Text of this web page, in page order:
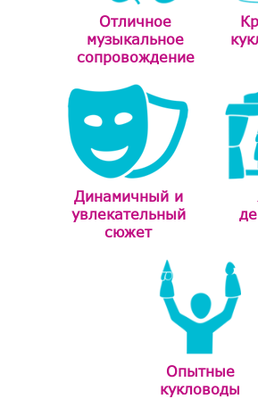
Отличное
музыкальное
сопровождение
Динамичный и
увлекательный
сюжет
Опытные
кукловоды